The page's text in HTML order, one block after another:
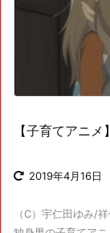
【子育てアニ
2019年4月16日
（C）宇仁田ゆみ/